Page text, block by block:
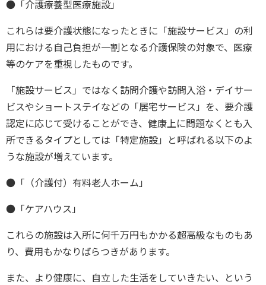
●「介護療養型医療施設」
これらは要介護状態になったときに「施設サービス」の利
用における自己負担が一割となる介護保険の対象で、医療
等のケアを重視したものです。
「施設サービス」ではなく訪問介護や訪問入浴・デイサー
ビスやショートステイなどの「居宅サービス」を、要介護
認定に応じて受けることができ、健康上に問題なくとも入
所できるタイプとしては「特定施設」と呼ばれる以下のよ
うな施設が増えています。
●「（介護付）有料老人ホーム」
●「ケアハウス」
これらの施設は入所に何千万円もかかる超高級なものもあ
り、費用もかなりばらつきがあります。
また、より健康に、自立した生活をしていきたい、という